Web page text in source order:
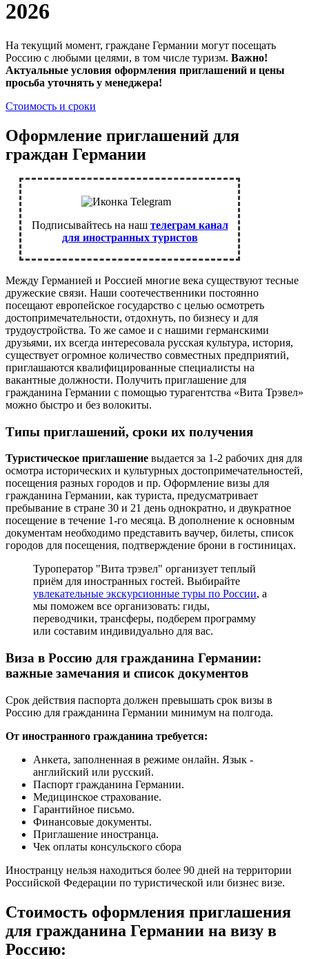
2026
На текущий момент, граждане Германии могут посещать
Россию с любыми целями, в том числе туризм. Важно!
Актуальные условия оформления приглашений и цены
просьба уточнять у менеджера!
Стоимость и сроки
Оформление приглашений для
граждан Германии
Подписывайтесь на наш телеграм канал
для иностранных туристов
Между Германией и Россией многие века существуют тесные
дружеские связи. Наши соотечественники постоянно
посещают европейское государство с целью осмотреть
достопримечательности, отдохнуть, по бизнесу и для
трудоустройства. То же самое и с нашими германскими
друзьями, их всегда интересовала русская культура, история,
существует огромное количество совместных предприятий,
приглашаются квалифицированные специалисты на
вакантные должности. Получить приглашение для
гражданина Германии с помощью турагентства «Вита Трэвел»
можно быстро и без волокиты.
Типы приглашений, сроки их получения
Туристическое приглашение выдается за 1-2 рабочих дня для
осмотра исторических и культурных достопримечательностей,
посещения разных городов и пр. Оформление визы для
гражданина Германии, как туриста, предусматривает
пребывание в стране 30 и 21 день однократно, и двукратное
посещение в течение 1-го месяца. В дополнение к основным
документам необходимо представить ваучер, билеты, список
городов для посещения, подтверждение брони в гостиницах.
Туроператор "Вита трэвел" организует теплый
приём для иностранных гостей. Выбирайте
увлекательные экскурсионные туры по России, а
мы поможем все организовать: гиды,
переводчики, трансферы, подберем программу
или составим индивидуально для вас.
Виза в Россию для гражданина Германии:
важные замечания и список документов
Срок действия паспорта должен превышать срок визы в
Россию для гражданина Германии минимум на полгода.
От иностранного гражданина требуется:
Анкета, заполненная в режиме онлайн. Язык -
английский или русский.
Паспорт гражданина Германии.
Медицинское страхование.
Гарантийное письмо.
Финансовые документы.
Приглашение иностранца.
Чек оплаты консульского сбора
Иностранцу нельзя находиться более 90 дней на территории
Российской Федерации по туристической или бизнес визе.
Стоимость оформления приглашения
для гражданина Германии на визу в
Россию: